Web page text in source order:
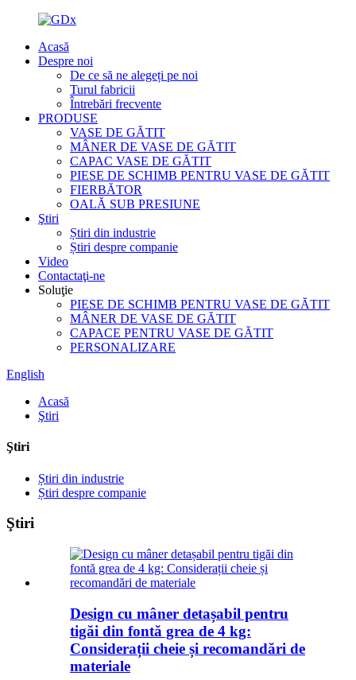
Acasă
Despre noi
De ce să ne alegeți pe noi
Turul fabricii
Întrebări frecvente
PRODUSE
VASE DE GĂTIT
MÂNER DE VASE DE GĂTIT
CAPAC VASE DE GĂTIT
PIESE DE SCHIMB PENTRU VASE DE GĂTIT
FIERBĂTOR
OALĂ SUB PRESIUNE
Ştiri
Știri din industrie
Știri despre companie
Video
Contactaţi-ne
Soluţie
PIESE DE SCHIMB PENTRU VASE DE GĂTIT
MÂNER DE VASE DE GĂTIT
CAPACE PENTRU VASE DE GĂTIT
PERSONALIZARE
English
Acasă
Ştiri
Ştiri
Știri din industrie
Știri despre companie
Ştiri
Design cu mâner detașabil pentru
tigăi din fontă grea de 4 kg:
Considerații cheie și recomandări de
materiale